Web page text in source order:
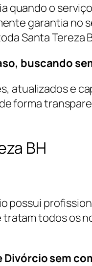
quando o
garantia no
Santa
buscando
atualizados e
forma
BH
possui
todos os
sem